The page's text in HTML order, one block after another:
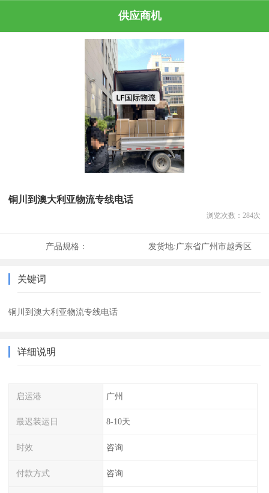
供应商机
铜川到澳大利亚物流专线电话
浏览次数： 284次
产品规格： 发货地:广东省广州市越秀区
关键词
铜川到澳大利亚物流专线电话
详细说明
启运港 广州
最迟装运日 8-10天
时效 咨询
付款方式 咨询